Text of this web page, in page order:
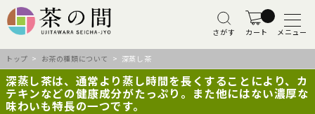
さがす カート メニュー
トップ > お茶の種類について > 深蒸し茶
深蒸し茶は、通常より蒸し時間を長くすることにより、カ
テキンなどの健康成分がたっぷり。また他にはない濃厚な
味わいも特長の一つです。